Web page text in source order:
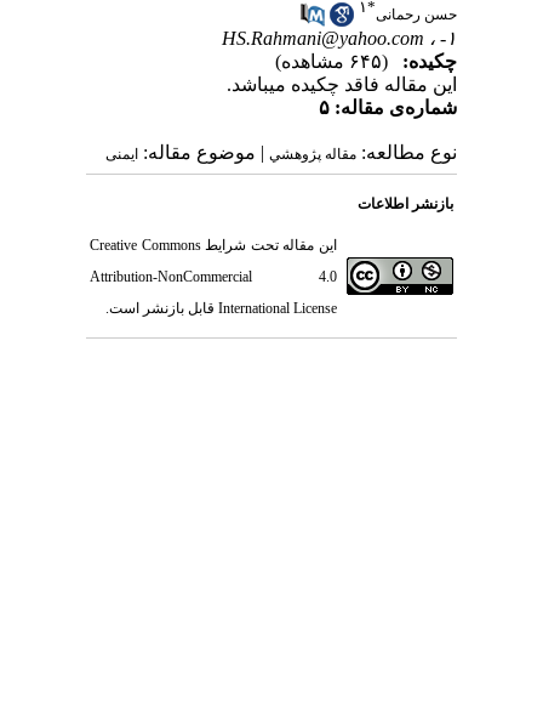
حسن رحمانی*۱
۱- ،
HS.Rahmani@yahoo.com
چکیده:
(۶۴۵ مشاهده)
این مقاله فاقد چکیده می​باشد.
شماره‌ی مقاله: ۵
نوع مطالعه: مقاله پژوهشي| موضوع مقاله: ایمنی
بازنشر اطلاعات
این مقاله تحت شرایطCreative Commons
Attribution-NonCommercial 4.0
International License قابل بازنشر است.